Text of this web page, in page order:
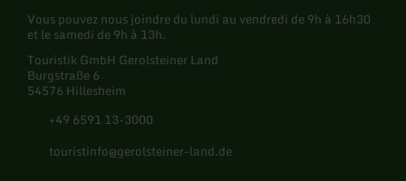
Vous pouvez nous joindre du lundi au vendredi de 9h à 16h30
et le samedi de 9h à 13h.
Touristik GmbH Gerolsteiner Land
Burgstraße 6
54576 Hillesheim
+49 6591 13-3000
touristinfo@gerolsteiner-land.de